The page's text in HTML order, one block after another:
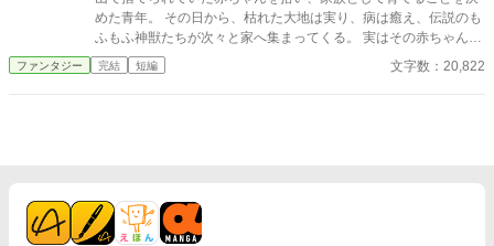
り上がりの始まりに過ぎなかった。
めた青年。 その日から、枯れた大地は実り、病は癒え、伝説のも
ふもふ神獣たちが次々と家へ集まってくる。 実はその赤ちゃんの
正体は、この世界を創った創世神だった。 「いっぱい育ててくれ
てありがとう。今度は私がお父さんを幸せにする番だよ。」 これ
ファンタジー 完結 短編 文字数：20,822